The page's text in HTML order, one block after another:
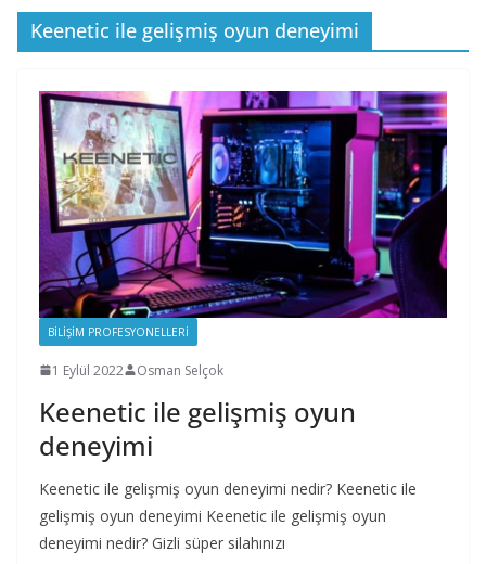
Keenetic ile gelişmiş oyun deneyimi
BILIŞIM PROFESYONELLERI
1 Eylül 2022 Osman Selçok
Keenetic ile gelişmiş oyun
deneyimi
Keenetic ile gelişmiş oyun deneyimi nedir? Keenetic ile
gelişmiş oyun deneyimi Keenetic ile gelişmiş oyun
deneyimi nedir? Gizli süper silahınızı